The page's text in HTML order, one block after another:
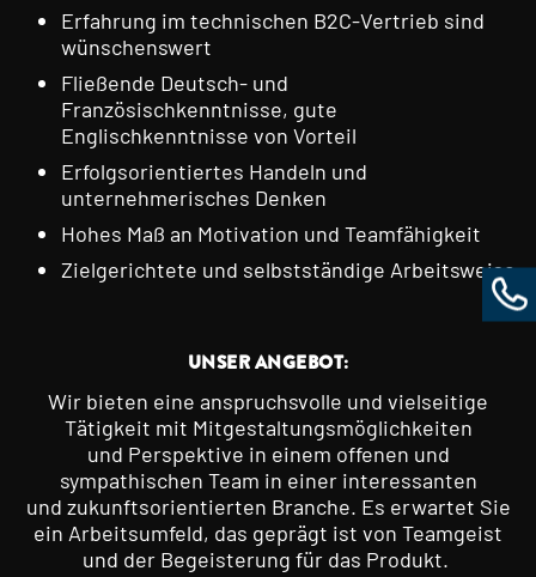
Erfahrung im technischen B2C-Vertrieb sind
wünschenswert
Fließende Deutsch- und
Französischkenntnisse, gute
Englischkenntnisse von Vorteil
Erfolgsorientiertes Handeln und
unternehmerisches Denken
Hohes Maß an Motivation und Teamfähigkeit
Zielgerichtete und selbstständige Arbeitsweise
UNSER ANGEBOT:
Wir bieten eine anspruchsvolle und vielseitige
Tätigkeit mit Mitgestaltungsmöglichkeiten
und Perspektive in einem offenen und
sympathischen Team in einer interessanten
und zukunftsorientierten Branche. Es erwartet Sie
ein Arbeitsumfeld, das geprägt ist von Teamgeist
und der Begeisterung für das Produkt.